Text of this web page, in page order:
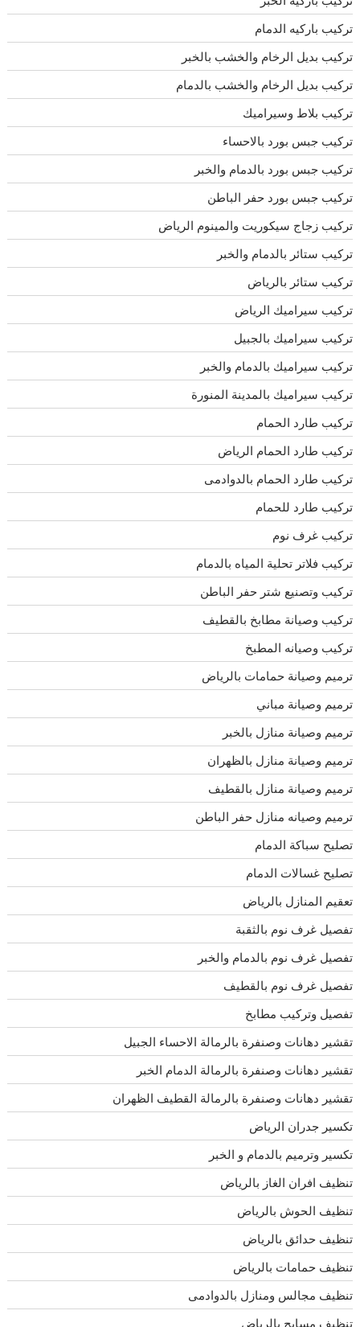
تركيب باركيه الدمام
تركيب بديل الرخام والخشب بالخبر
تركيب بديل الرخام والخشب بالدمام
تركيب بلاط وسيراميك
تركيب جبس بورد بالاحساء
تركيب جبس بورد بالدمام والخبر
تركيب جبس بورد حفر الباطن
تركيب زجاج سيكوريت والمينوم الرياض
تركيب ستائر بالدمام والخبر
تركيب ستائر بالرياض
تركيب سيراميك الرياض
تركيب سيراميك بالجبيل
تركيب سيراميك بالدمام والخبر
تركيب سيراميك بالمدينة المنورة
تركيب طارد الحمام
تركيب طارد الحمام الرياض
تركيب طارد الحمام بالدوادمى
تركيب طارد للحمام
تركيب غرف نوم
تركيب فلاتر تحلية المياه بالدمام
تركيب وتصنيع شتر حفر الباطن
تركيب وصيانة مطابخ بالقطيف
تركيب وصيانه المطبخ
ترميم وصيانة حمامات بالرياض
ترميم وصيانة مباني
ترميم وصيانة منازل بالخبر
ترميم وصيانة منازل بالظهران
ترميم وصيانة منازل بالقطيف
ترميم وصيانه منازل حفر الباطن
تصليح سباكة الدمام
تصليح غسالات الدمام
تعقيم المنازل بالرياض
تفصيل غرف نوم بالثقبة
تفصيل غرف نوم بالدمام والخبر
تفصيل غرف نوم بالقطيف
تفصيل وتركيب مطابخ
تقشير دهانات وصنفرة بالرمالة الاحساء الجبيل
تقشير دهانات وصنفرة بالرمالة الدمام الخبر
تقشير دهانات وصنفرة بالرمالة القطيف الظهران
تكسير جدران الرياض
تكسير وترميم بالدمام و الخبر
تنظيف افران الغاز بالرياض
تنظيف الحوش بالرياض
تنظيف حدائق بالرياض
تنظيف حمامات بالرياض
تنظيف مجالس ومنازل بالدوادمى
تنظيف مسابح بالرياض